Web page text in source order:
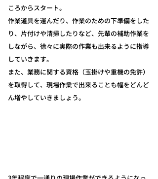
ころからスタート。
作業道具を運んだり、作業のための下準備をした
り、片付けや清掃したりなど、先輩の補助作業を
しながら、徐々に実際の作業も出来るように指導
していきます。
また、業務に関する資格（玉掛けや重機の免許）
を取得して、現場作業で出来ることも幅をどんど
ん増やしていきましょう。